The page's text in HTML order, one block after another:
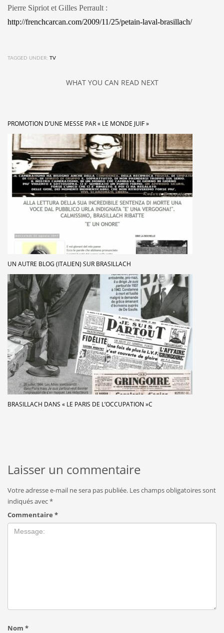
Pierre Sipriot et Gilles Perrault :
http://frenchcarcan.com/2009/11/25/petain-laval-brasillach/
TAGGED UNDER: TV
WHAT YOU CAN READ NEXT
PROMOTION D’UNE MESSE PAR « LE MONDE JUIF »
UN AUTRE BLOG (ITALIEN) SUR BRASILLACH
BRASILLACH DANS « LE PARIS DE L’OCCUPATION »C
Laisser un commentaire
Votre adresse e-mail ne sera pas publiée. Les champs obligatoires sont
indiqués avec*
Commentaire *
Nom *